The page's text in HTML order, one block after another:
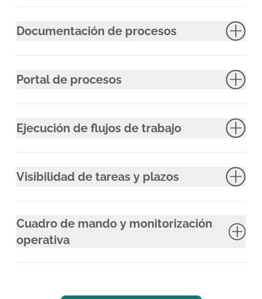
Documentación de procesos
Portal de procesos
Ejecución de flujos de trabajo
Visibilidad de tareas y plazos
Cuadro de mando y monitorización
operativa